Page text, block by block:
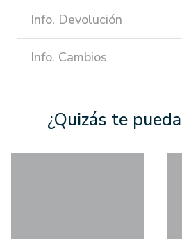
Info. Devolución
Info. Cambios
¿Quizás te